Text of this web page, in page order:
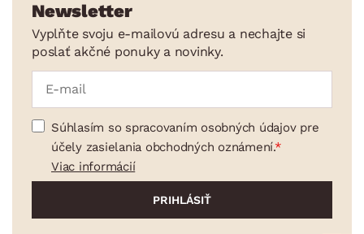
Newsletter
Vyplňte svoju e-mailovú adresu a nechajte si
poslať akčné ponuky a novinky.
Súhlasím so spracovaním osobných údajov pre
účely zasielania obchodných oznámení.
Viac informácií